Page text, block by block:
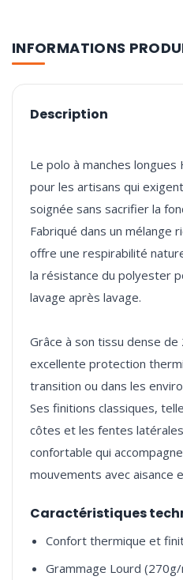
INFORMATIONS
Description
Le polo à manches longues
pour les artisans qui
soignée sans sacrifier la
Fabriqué dans un mélange
offre une respirabilité
la résistance du polyester
lavage après lavage.
Grâce à son tissu dense
excellente protection
transition ou dans les
Ses finitions classiques,
côtes et les fentes
confortable qui
Caractéristiques
Confort thermique et
Grammage Lourd